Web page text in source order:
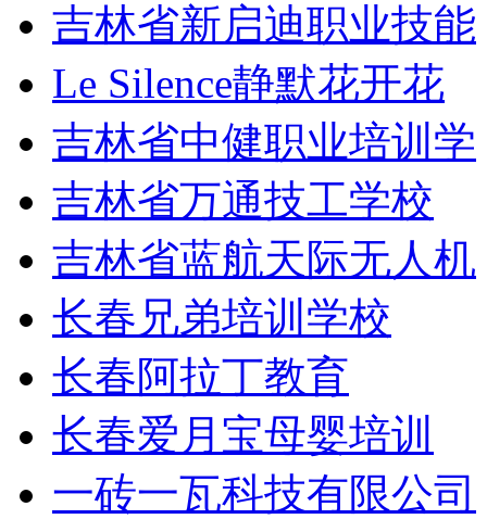
吉林省新启迪职业技能
Le Silence静默花开花
吉林省中健职业培训学
吉林省万通技工学校
吉林省蓝航天际无人机
长春兄弟培训学校
长春阿拉丁教育
长春爱月宝母婴培训
一砖一瓦科技有限公司